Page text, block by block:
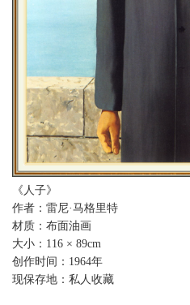
《人子》
作者：雷尼·马格里特